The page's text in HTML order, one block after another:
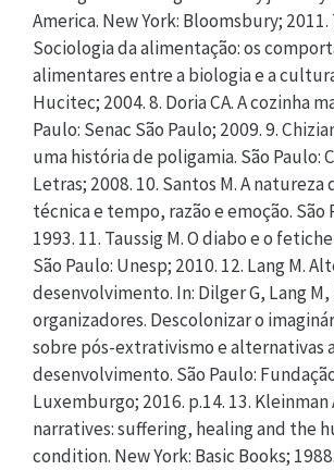
America. New York: Bloomsbury; 2011.
Sociologia da alimentação: os
alimentares entre a biologia e a
Hucitec; 2004. 8. Doria CA. A cozinha
Paulo: Senac São Paulo; 2009. 9.
uma história de poligamia. São Paulo:
Letras; 2008. 10. Santos M. A natureza
técnica e tempo, razão e emoção. São
1993. 11. Taussig M. O diabo e o
São Paulo: Unesp; 2010. 12. Lang M.
desenvolvimento. In: Dilger G, Lang M,
organizadores. Descolonizar o
sobre pós-extrativismo e alternativas
desenvolvimento. São Paulo:
Luxemburgo; 2016. p.14. 13. Kleinman
narratives: suffering, healing and the
condition. New York: Basic Books;